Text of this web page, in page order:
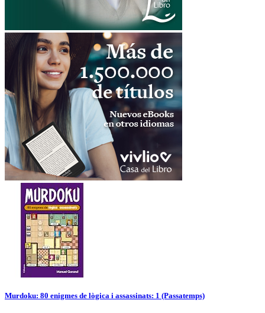
Murdoku: 80 enigmes de lògica i assassinats: 1 (Passatemps)